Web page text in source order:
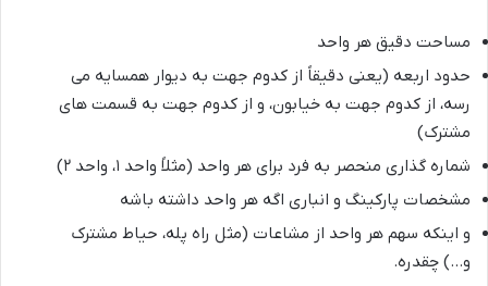
مساحت دقیق هر واحد
حدود اربعه (یعنی دقیقاً از کدوم جهت به دیوار همسایه می
رسه، از کدوم جهت به خیابون، و از کدوم جهت به قسمت های
مشترک)
شماره گذاری منحصر به فرد برای هر واحد (مثلاً واحد ۱، واحد ۲)
مشخصات پارکینگ و انباری اگه هر واحد داشته باشه
و اینکه سهم هر واحد از مشاعات (مثل راه پله، حیاط مشترک
و…) چقدره.